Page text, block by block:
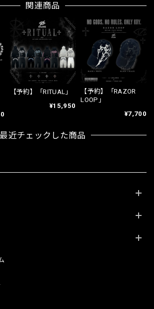
関連商品
【予約】「RITUAL」
¥15,950
【予約】「RAZOR
LOOP」
¥7,700
最近チェックした商品